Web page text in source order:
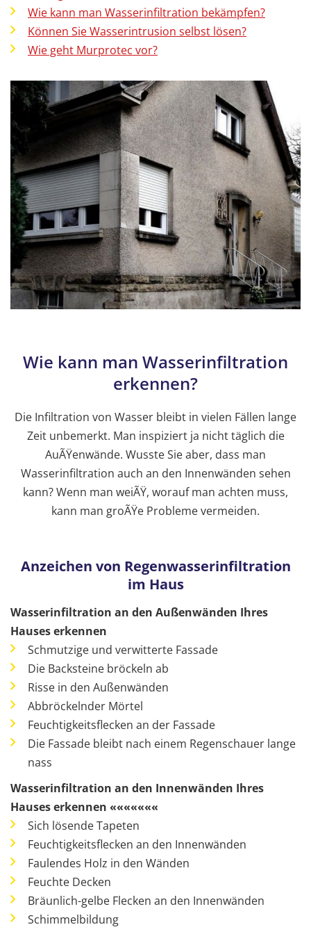
Wie kann man Wasserinfiltration bekämpfen?
Können Sie Wasserintrusion selbst lösen?
Wie geht Murprotec vor?
Wie kann man Wasserinfiltration
erkennen?
Die Infiltration von Wasser bleibt in vielen Fällen lange
Zeit unbemerkt. Man inspiziert ja nicht täglich die
AuÃŸenwände. Wusste Sie aber, dass man
Wasserinfiltration auch an den Innenwänden sehen
kann? Wenn man weiÃŸ, worauf man achten muss,
kann man groÃŸe Probleme vermeiden.
Anzeichen von Regenwasserinfiltration
im Haus
Wasserinfiltration an den Außenwänden Ihres
Hauses erkennen
Schmutzige und verwitterte Fassade
Die Backsteine bröckeln ab
Risse in den Außenwänden
Abbröckelnder Mörtel
Feuchtigkeitsflecken an der Fassade
Die Fassade bleibt nach einem Regenschauer lange
nass
Wasserinfiltration an den Innenwänden Ihres
Hauses erkennen «««««««
Sich lösende Tapeten
Feuchtigkeitsflecken an den Innenwänden
Faulendes Holz in den Wänden
Feuchte Decken
Bräunlich-gelbe Flecken an den Innenwänden
Schimmelbildung